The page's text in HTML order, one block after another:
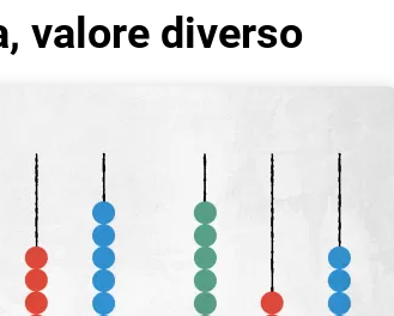
valore diverso